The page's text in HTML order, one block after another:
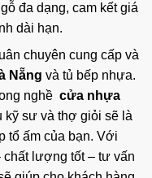
đa dạng, cam kết giá
dài hạn.
chuyên cung cấp và
Nẵng và tủ bếp nhựa.
nghề cửa nhựa
kỹ sư và thợ giỏi sẽ là
tổ ấm của bạn. Với
lượng tốt – tư vấn